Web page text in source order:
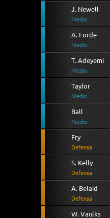
J. Newell
Medio
A. Forde
Medio
T. Adeyemi
Medio
Taylor
Medio
Ball
Medio
Fry
Defensa
S. Kelly
Defensa
A. Belaid
Defensa
W. Vaulks